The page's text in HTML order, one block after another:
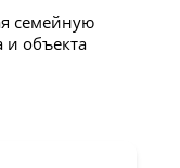
семейную
и объекта